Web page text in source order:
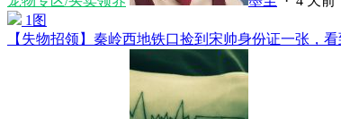
1图
【失物招领】秦岭西地铁口捡到宋帅身份证一张，